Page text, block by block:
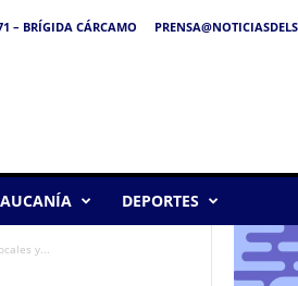
– BRÍGIDA CÁRCAMO
DEPORTES
y...